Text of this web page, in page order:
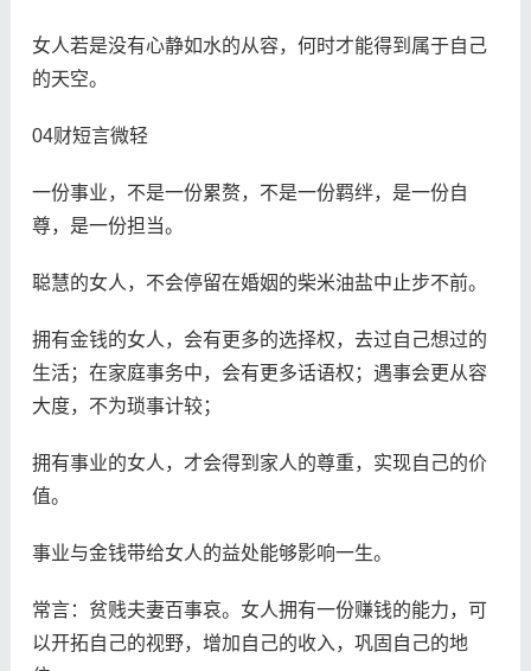
女人若是没有心静如水的从容，何时才能得到属于自己
的天空。
04财短言微轻
一份事业，不是一份累赘，不是一份羁绊，是一份自
尊，是一份担当。
聪慧的女人，不会停留在婚姻的柴米油盐中止步不前。
拥有金钱的女人，会有更多的选择权，去过自己想过的
生活；在家庭事务中，会有更多话语权；遇事会更从容
大度，不为琐事计较；
拥有事业的女人，才会得到家人的尊重，实现自己的价
值。
事业与金钱带给女人的益处能够影响一生。
常言：贫贱夫妻百事哀。女人拥有一份赚钱的能力，可
以开拓自己的视野，增加自己的收入，巩固自己的地